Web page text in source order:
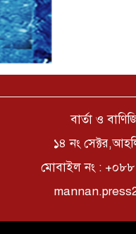
বার্তা ও
১৪ নং
মোবাইল নং :